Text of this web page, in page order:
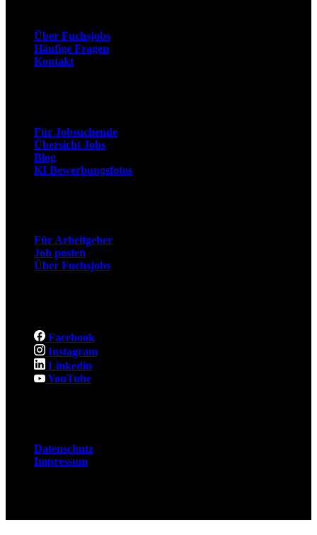
Über Fuchsjobs
Häufige Fragen
Kontakt
Für Jobsuchende
Übersicht Jobs
Blog
KI Bewerbungsfotos
Für Arbeitgeber
Job posten
Über Fuchsjobs
Facebook
Instagram
Linkedin
YouTube
Datenschutz
Impressum